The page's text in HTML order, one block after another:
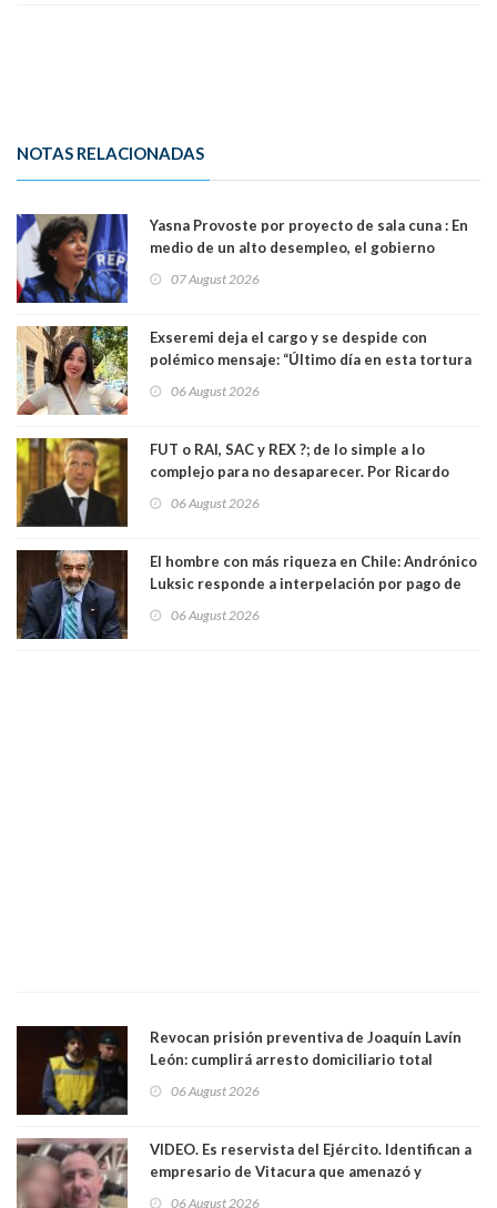
NOTAS RELACIONADAS
Yasna Provoste por proyecto de sala cuna : En
medio de un alto desempleo, el gobierno
07 August 2026
Exseremi deja el cargo y se despide con
polémico mensaje: “Último día en esta tortura
06 August 2026
FUT o RAI, SAC y REX ?; de lo simple a lo
complejo para no desaparecer. Por Ricardo
06 August 2026
El hombre con más riqueza en Chile: Andrónico
Luksic responde a interpelación por pago de
día que me muera”
06 August 2026
Revocan prisión preventiva de Joaquín Lavín
León: cumplirá arresto domiciliario total
06 August 2026
VIDEO. Es reservista del Ejército. Identifican a
empresario de Vitacura que amenazó y
06 August 2026